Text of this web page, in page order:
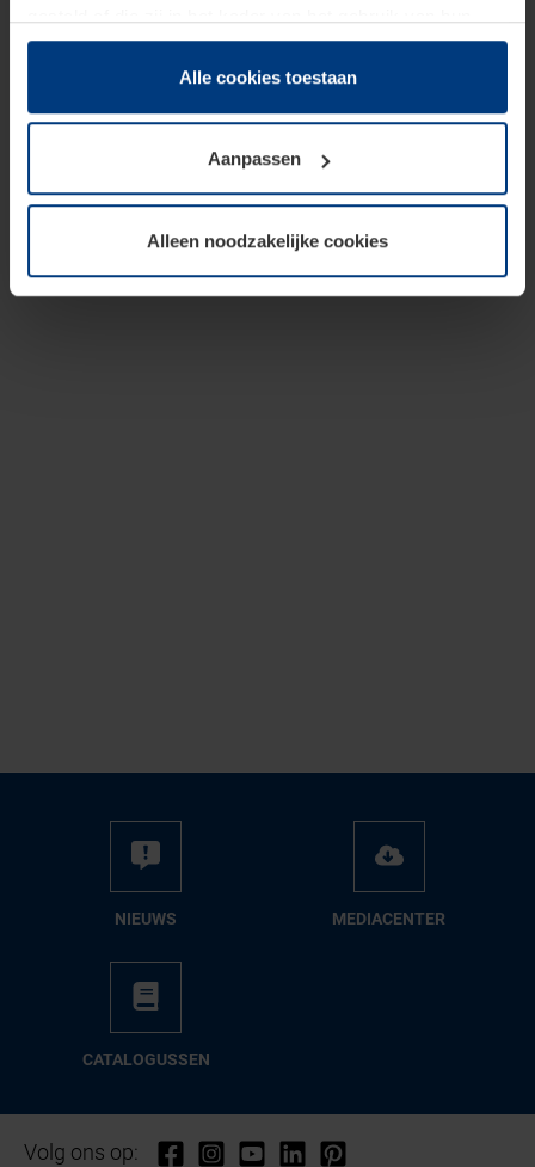
dienstverlening hebben verzameld.
Juridisch zijn wij gerechtigd om cookies op uw computer
onze pagina's absoluut noodzakelijk is. Voor alle andere
soorten cookies is uw toestemming vereist. Uw
toestemming kunt u op elk moment bij de uitleg van de
wijzigen of herroepen.
Alle cookies toestaan
Aanpassen
Alleen noodzakelijke cookies
NIEUWS ME­DIA­CEN­TER
CA­TA­LO­GUS­SEN
Volg ons op: